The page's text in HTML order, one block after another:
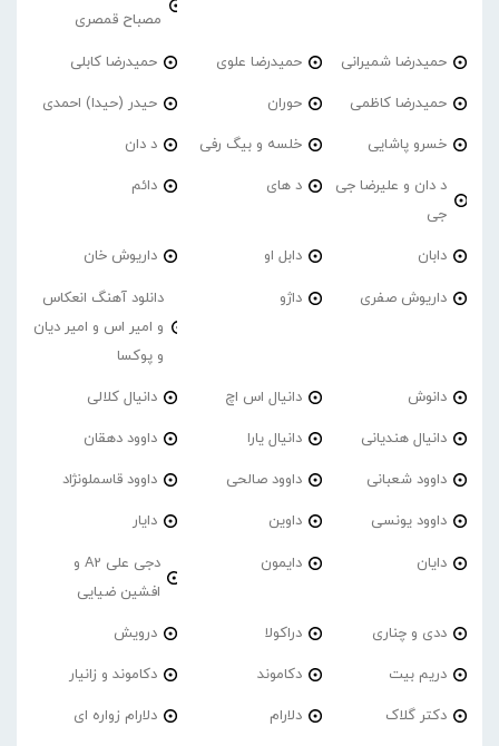
مصباح قمصری
حمیدرضا شمیرانی حمیدرضا علوی حمیدرضا کابلی
حمیدرضا کاظمی حوران حیدر (حیدا) احمدی
خسرو پاشایی خلسه و بیگ رفی د دان
د دان و علیرضا جی
جی
د های دائم
دابان دابل او داریوش خان
داریوش صفری داژو
دانلود آهنگ انعکاس
و امیر اس و امیر دیان
و پوکسا
دانوش دانیال اس اچ دانیال کلالی
دانیال هندیانی دانیال یارا داوود دهقان
داوود شعبانی داوود صالحی داوود قاسملونژاد
داوود یونسی داوین دایار
دایان دایمون
دجی علی A2 و
افشین ضیایی
ددی و چناری دراکولا درویش
دریم بیت دکاموند دکاموند و زانیار
دکتر گلاک دلارام دلارام زواره ای